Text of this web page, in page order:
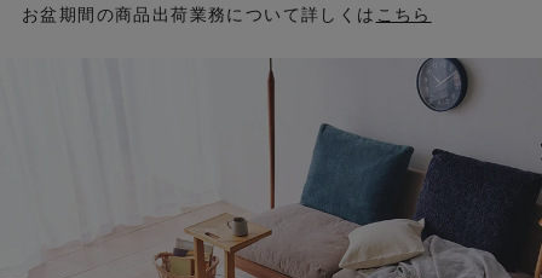
お盆期間の商品出荷業務について詳しくは こちら